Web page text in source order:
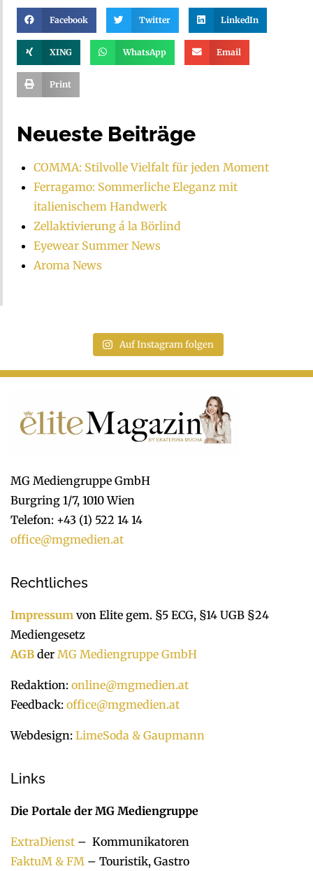
Facebook Twitter LinkedIn
XING WhatsApp Email
Print
Neueste Beiträge
COMMA: Stilvolle Vielfalt für jeden Moment
Ferragamo: Sommerliche Eleganz mit
italienischem Handwerk
Zellaktivierung á la Börlind
Eyewear Summer News
Aroma News
Auf Instagram folgen
MG Mediengruppe GmbH
Burgring 1/7, 1010 Wien
Telefon: +43 (1) 522 14 14
office@mgmedien.at
Rechtliches
Impressum von Elite gem. §5 ECG, §14 UGB §24
Mediengesetz
AGB der MG Mediengruppe GmbH
Redaktion: online@mgmedien.at
Feedback: office@mgmedien.at
Webdesign: LimeSoda & Gaupmann
Links
Die Portale der MG Mediengruppe
ExtraDienst – Kommunikatoren
FaktuM & FM – Touristik, Gastro